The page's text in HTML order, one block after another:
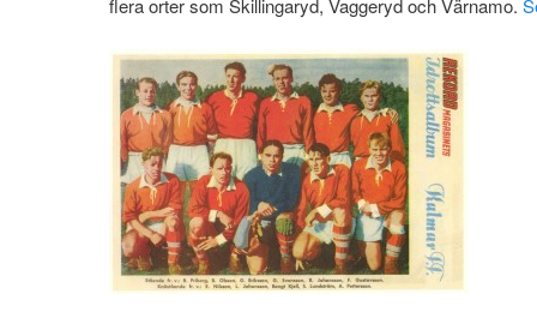
flera orter som Skillingaryd, Vaggeryd och Värnamo.